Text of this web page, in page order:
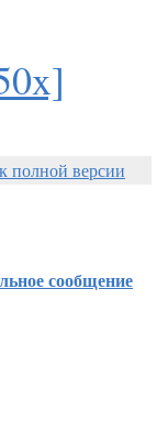
к полной версии
сообщение